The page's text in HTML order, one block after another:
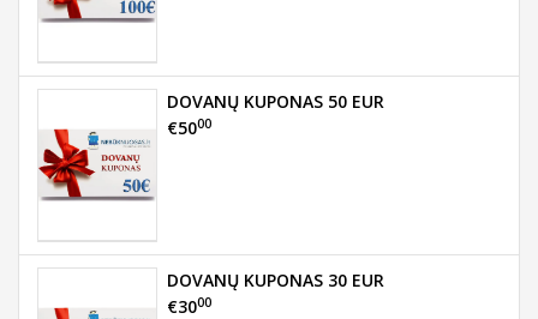
DOVANŲ KUPONAS 50 EUR
€5000
DOVANŲ KUPONAS 30 EUR
€3000